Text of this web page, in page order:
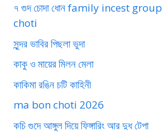
৭ গুদ চোদা ধোন family incest group
choti
সুন্দর ভাবির পিছলা ভুদা
কাকু ও মায়ের মিলন মেলা
কাকিমা রঙিন চটি কাহিনী
ma bon choti 2026
কচি গুদে আঙ্গুল দিয়ে ফিঙ্গারিং আর দুধ টেপা